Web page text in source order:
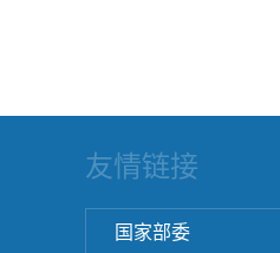
友情链接
国家部委